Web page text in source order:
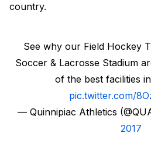
country.
See why our Field Hockey
Soccer & Lacrosse Stadium
of the best facilities
pic.twitter.com/
— Quinnipiac Athletics
2017